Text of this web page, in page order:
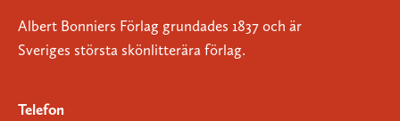
Albert Bonniers Förlag grundades 1837 och är
Sveriges största skönlitterära förlag.
Telefon